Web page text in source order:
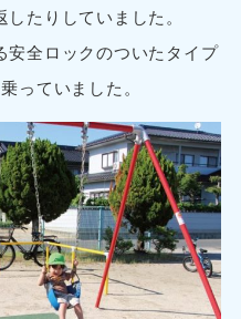
たりしていました。
安全ロックのついたタイプ
っていました。